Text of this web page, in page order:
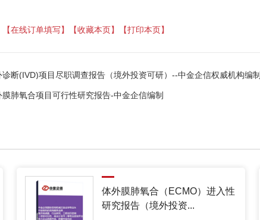
【在线订单填写】 【收藏本页】 【打印本页】
诊断(IVD)项目尽职调查报告（境外投资可研）--中金企信权威机构编制
膜肺氧合项目可行性研究报告-中金企信编制
体外膜肺氧合（ECMO）进入性
研究报告（境外投资...